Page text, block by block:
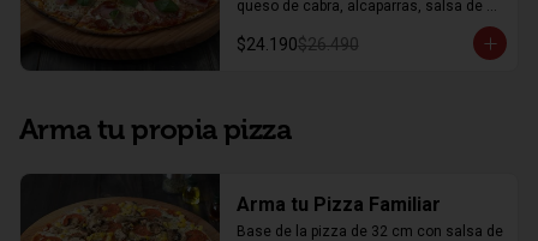
queso de cabra, alcaparras, salsa de
Mitad Il Padrino: jamón acaramelado,
chorizo español, un toque de albahaca,
$24.190$26.490
Arma tu propia pizza
Arma tu Pizza Familiar
Base de la pizza de 32 cm con salsa de